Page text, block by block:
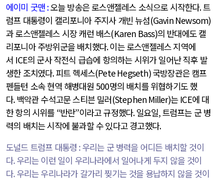
에이미 굿맨 :오늘 방송은 로스앤젤레스 소식으로 시작한다.트
럼프 대통령이 캘리포니아 주지사 개빈 뉴섬(Gavin Newsom)
과 로스앤젤레스 시장 캐런 배스(Karen Bass)의 반대에도 캘
리포니아 주방위군을 배치했다.이는 로스앤젤레스 지역에
서 ICE의 군사 작전식 급습에 항의하는 시위가 일어난 직후 발
생한 조치였다.피트 헥세스(Pete Hegseth)국방장관은 캠프
펜들턴 소속 현역 해병대원 500명의 배치를 위협하기도 했
다.백악관 수석고문 스티븐 밀러(Stephen Miller)는 ICE에 대
한 항의 시위를 “반란”이라고 규정했다.일요일,트럼프는 군 병
력의 배치는 시작에 불과할 수 있다고 경고했다.
도널드 트럼프 대통령 : 우리는 군 병력을 어디든 배치할 것이
다. 우리는 이런 일이 우리나라에서 일어나게 두지 않을 것이
다. 우리는 우리나라가 갈가리 찢기는 것을 용납하지 않을 것이